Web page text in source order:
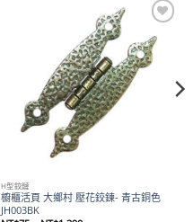
wishlist
H型鉸鏈
櫥櫃活頁 大鄉村 壓花鉸鍊- 青古銅色
JH003BK